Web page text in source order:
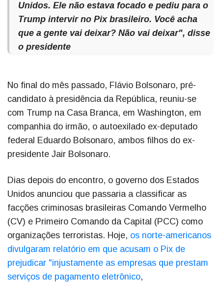
Unidos. Ele não estava focado e pediu para o
Trump intervir no Pix brasileiro. Você acha
que a gente vai deixar? Não vai deixar", disse
o presidente
No final do mês passado, Flávio Bolsonaro, pré-
candidato à presidência da República, reuniu-se
com Trump na Casa Branca, em Washington, em
companhia do irmão, o autoexilado ex-deputado
federal Eduardo Bolsonaro, ambos filhos do ex-
presidente Jair Bolsonaro.
Dias depois do encontro, o governo dos Estados
Unidos anunciou que passaria a classificar as
facções criminosas brasileiras Comando Vermelho
(CV) e Primeiro Comando da Capital (PCC) como
organizações terroristas. Hoje, os norte-americanos
divulgaram relatório em que acusam o Pix de
prejudicar "injustamente as empresas que prestam
serviços de pagamento eletrônico,